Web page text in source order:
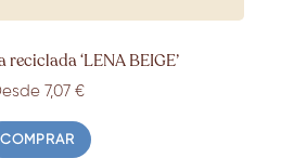
reciclada ‘LENA BEIGE’
7,07 €
COMPRAR